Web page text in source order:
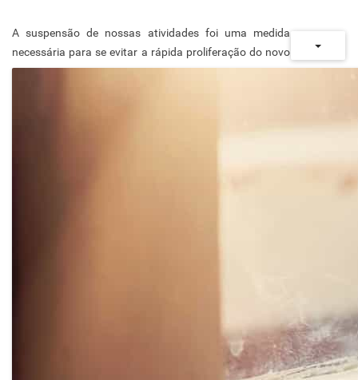
A suspensão de nossas atividades foi uma medida
necessária para se evitar a rápida proliferação do novo